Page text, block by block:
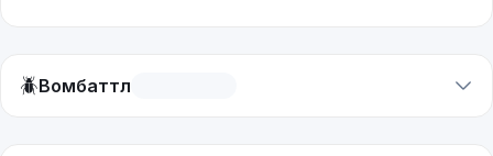
🪲Вомбаттл